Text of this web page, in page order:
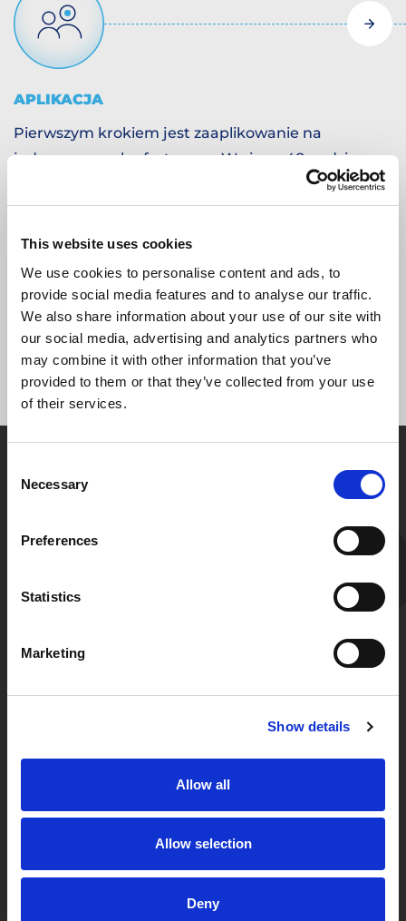
This website uses cookies
We use cookies to personalise content and ads, to
provide social media features and to analyse our traffic.
We also share information about your use of our site with
our social media, advertising and analytics partners who
may combine it with other information that you’ve
provided to them or that they’ve collected from your use
of their services.
Selection
Necessary
Preferences
Statistics
Marketing
Show details
Allow all
Allow selection
Deny
APLIKACJA
Pierwszym krokiem jest zaaplikowanie na
jedną z naszych ofert pracy. W ciągu 48 godzin
(w dni robocze) skontaktujemy się z Tobą
telefonicznie, wyślemy wiadomość lub e-mail,
aby omówić Twoją aplikację. Porozmawiamy o
oczekiwaniach.
GROWING.
Nigdy nie przestawaj się rozwijać. To jest nasze
motto. Dlatego właśnie założyliśmy Akademię
programy szkoleniowo-edukacyjne z zakresu
logistyki i techniki. Możesz, na przykład przeszkolić